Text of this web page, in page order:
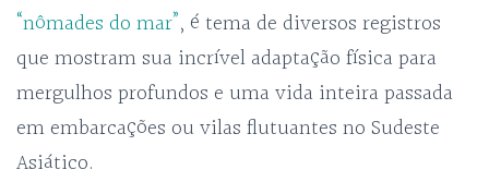
“nômades do mar”, é tema de diversos registros
que mostram sua incrível adaptação física para
mergulhos profundos e uma vida inteira passada
em embarcações ou vilas flutuantes no Sudeste
Asiático.